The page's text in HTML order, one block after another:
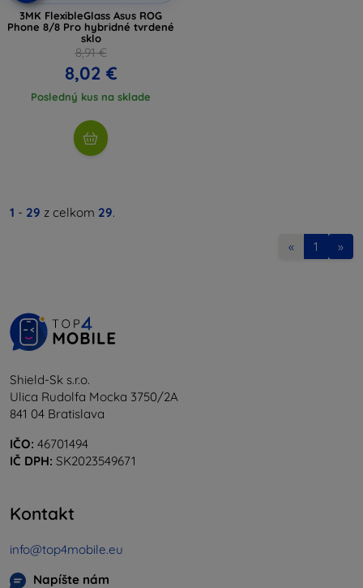
3MK FlexibleGlass Asus ROG
Phone 8/8 Pro hybridné tvrdené
sklo
8,91 €
8,02 €
Posledný kus na sklade
1 - 29 z celkom 29.
« 1 »
Shield-Sk s.r.o.
Ulica Rudolfa Mocka 3750/2A
841 04 Bratislava
IČO: 46701494
IČ DPH: SK2023549671
Kontakt
info@top4mobile.eu
Napíšte nám